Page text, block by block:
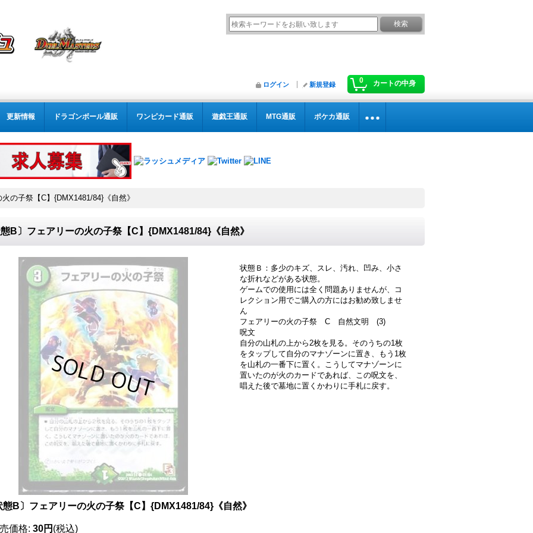
0 カートの中身
ログイン 新規登録
更新情報 ドラゴンボール通販 ワンピカード通販 遊戯王通販 MTG通販 ポケカ通販
の子祭【C】{DMX1481/84}《自然》
B〕フェアリーの火の子祭【C】{DMX1481/84}《自然》
状態Ｂ：多少のキズ、スレ、汚れ、凹み、小さ
な折れなどがある状態。
ゲームでの使用には全く問題ありませんが、コ
レクション用でご購入の方にはお勧め致しませ
ん
フェアリーの火の子祭 C 自然文明 (3)
呪文
自分の山札の上から2枚を見る。そのうちの1枚
をタップして自分のマナゾーンに置き、もう1枚
を山札の一番下に置く。こうしてマナゾーンに
置いたのが火のカードであれば、この呪文を、
唱えた後で墓地に置くかわりに手札に戻す。
態B〕フェアリーの火の子祭【C】{DMX1481/84}《自然》
価格: 30円 (税込)